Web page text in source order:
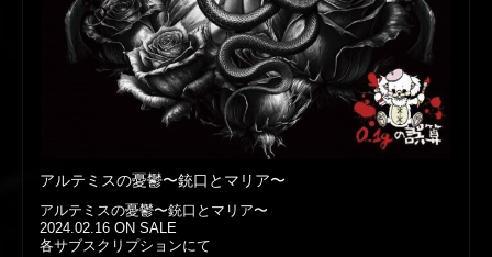
アルテミスの憂鬱〜銃口とマリア〜
アルテミスの憂鬱〜銃口とマリア〜
2024.02.16 ON SALE
各サブスクリプションにて